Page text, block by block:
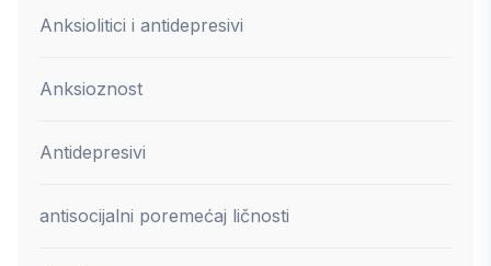
Anksiolitici i antidepresivi
Anksioznost
Antidepresivi
antisocijalni poremećaj ličnosti